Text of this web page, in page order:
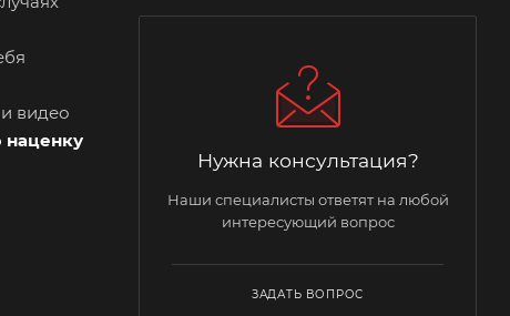
видео
наценку
Нужна консультация?
Наши специалисты ответят на любой
интересующий вопрос
ЗАДАТЬ ВОПРОС